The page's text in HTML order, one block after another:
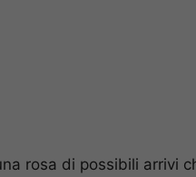
rosa di possibili arrivi